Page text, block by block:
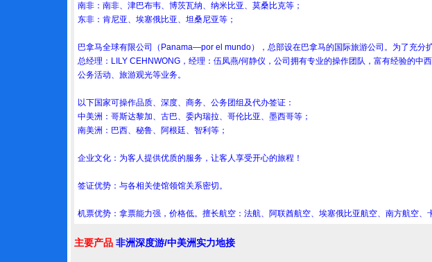
南非：南非、津巴布韦、博茨瓦纳、纳米比亚、莫桑比克等；
东非：肯尼亚、埃塞俄比亚、坦桑尼亚等；
巴拿马全球有限公司（Panama—por el mundo），总部设在巴拿马的国际旅游公司。为了充分
总经理：LILY CEHNWONG，经理：伍凤燕/何静仪，公司拥有专业的操作团队，富有经验的中
公务活动、旅游观光等业务。
以下国家可操作品质、深度、商务、公务团组及代办签证：
中美洲：哥斯达黎加、古巴、委内瑞拉、哥伦比亚、墨西哥等；
南美洲：巴西、秘鲁、阿根廷、智利等；
企业文化：为客人提供优质的服务，让客人享受开心的旅程！
签证优势：与各相关使馆领馆关系密切。
机票优势：拿票能力强，价格低。擅长航空：法航、阿联酋航空、埃塞俄比亚航空、南方航空、
主要产品 非洲深度游/中美洲实力地接